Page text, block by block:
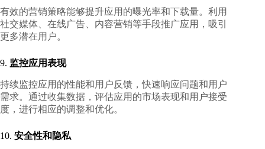
有效的营销策略能够提升应用的曝光率和下载量。利用
社交媒体、在线广告、内容营销等手段推广应用，吸引
更多潜在用户。
9. 监控应用表现
持续监控应用的性能和用户反馈，快速响应问题和用户
需求。通过收集数据，评估应用的市场表现和用户接受
度，进行相应的调整和优化。
10. 安全性和隐私